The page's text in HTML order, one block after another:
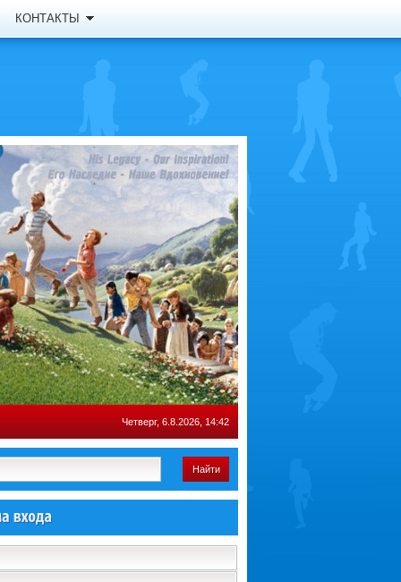
КОНТАКТЫ
Четверг, 6.8.2026, 14:42
Найти